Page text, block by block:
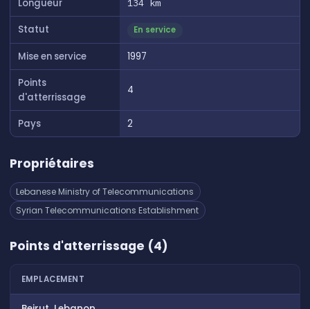
Longueur 134 km
Statut En service
Mise en service
1997
Points
d'atterrissage
4
Pays 2
Propriétaires
Lebanese Ministry of Telecommunications
Syrian Telecommunications Establishment
Points d'atterrissage (4)
EMPLACEMENT